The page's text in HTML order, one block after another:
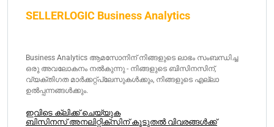
SELLERLOGIC Business Analytics
Business Analytics ആമസോനിന് നിങ്ങളുടെ ലാഭം സംബന്ധിച്ച
ഒരു അവലോകനം നൽകുന്നു - നിങ്ങളുടെ ബിസിനസിന്,
വ്യക്തിഗത മാർക്കറ്റ്പ്ലേസുകൾക്കും, നിങ്ങളുടെ എല്ലാ
ഉൽപ്പന്നങ്ങൾക്കും.
ഇവിടെ ക്ലിക്ക് ചെയ്യുക
ബിസിനസ് അനലിറ്റിക്സിന് കൂടുതൽ വിവരങ്ങൾക്ക്